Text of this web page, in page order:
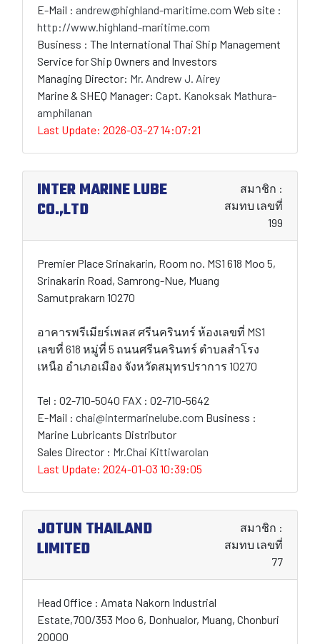
E-Mail : andrew@highland-maritime.com Web site :
http://www.highland-maritime.com
Business : The International Thai Ship Management
Service for Ship Owners and Investors
Managing Director: Mr. Andrew J. Airey
Marine & SHEQ Manager: Capt. Kanoksak Mathura-
amphilanan
Last Update: 2026-03-27 14:07:21
INTER MARINE LUBE
CO.,LTD
สมาชิก :
สมทบ เลขที่
199
Premier Place Srinakarin, Room no. MS1 618 Moo 5,
Srinakarin Road, Samrong-Nue, Muang
Samutprakarn 10270
อาคารพรีเมียร์เพลส ศรีนครินทร์ ห้องเลขที่ MS1
เลขที่ 618 หมู่ที่ 5 ถนนศรีนครินทร์ ตำบลสำโรง
เหนือ อำเภอเมือง จังหวัดสมุทรปราการ 10270
Tel : 02-710-5040 FAX : 02-710-5642
E-Mail : chai@intermarinelube.com Business :
Marine Lubricants Distributor
Sales Director : Mr.Chai Kittiwarolan
Last Update: 2024-01-03 10:39:05
JOTUN THAILAND
LIMITED
สมาชิก :
สมทบ เลขที่
77
Head Office : Amata Nakorn Industrial
Estate,700/353 Moo 6, Donhualor, Muang, Chonburi
20000